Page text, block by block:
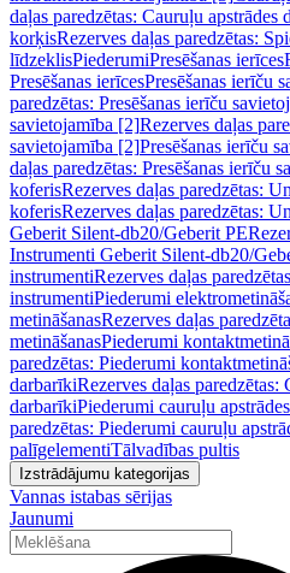
daļas paredzētas: Cauruļu apstrādes
korķisRezerves daļas paredzētas:
līdzeklisPiederumiPresēšanas ierīces
Presēšanas ierīcesPresēšanas ierīču
paredzētas: Presēšanas ierīču
savietojamība [2]Rezerves daļas
savietojamība [2]Presēšanas ierīču
daļas paredzētas: Presēšanas ierīču
koferisRezerves daļas paredzētas:
koferisRezerves daļas paredzētas:
Geberit Silent-db20/Geberit PE
Instrumenti Geberit Silent-db20/
instrumentiRezerves daļas
instrumentiPiederumi
metināšanasRezerves daļas
metināšanasPiederumi
paredzētas: Piederumi
darbarīkiRezerves daļas paredzētas:
darbarīkiPiederumi cauruļu
paredzētas: Piederumi cauruļu
palīgelementiTālvadības pultis
Izstrādājumu kategorijas
Vannas istabas sērijas
Jaunumi